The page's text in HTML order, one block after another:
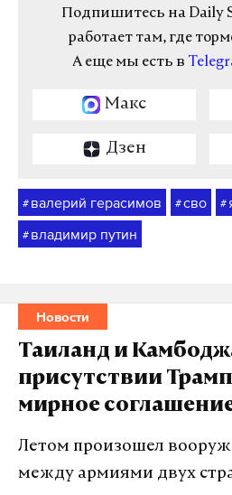
Подпишитесь на Daily
работает там, где
А еще мы есть в
Макс
Дзен
# валерий герасимов #сво #
# владимир путин
Новости
Таиланд и
присутствии
мирное
Летом произошел
между армиями двух